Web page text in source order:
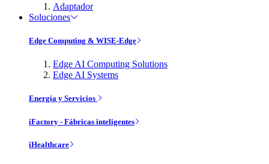
Adaptador
Soluciones
Edge Computing & WISE-Edge
Edge AI Computing Solutions
Edge AI Systems
Energía y Servicios
iFactory - Fábricas inteligentes
iHealthcare